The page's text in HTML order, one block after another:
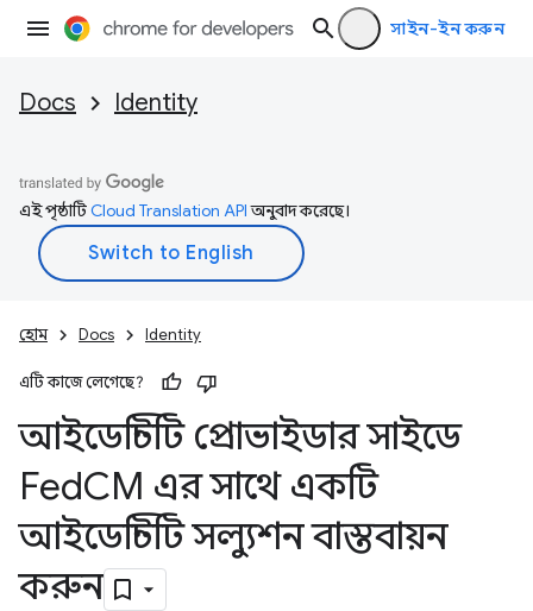
সাইন-ইন করুন
Docs Identity
এই পৃষ্ঠাটিCloud Translation APIঅনুবাদ করেছে।
হোম Docs Identity
এটি কাজে লেগেছে?
আইডেন্টিটি প্রোভাইডার সাইডে
FedCM এর সাথে একটি
আইডেন্টিটি সল্যুশন বাস্তবায়ন
করুন